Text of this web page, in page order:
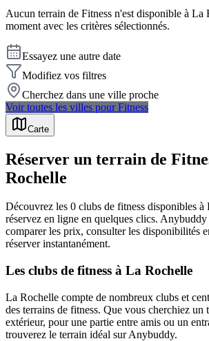
Aucun terrain de Fitness n'est disponible à La
moment avec les critères sélectionnés.
Essayez une autre date
Modifiez vos filtres
Cherchez dans une ville proche
Voir toutes les villes pour Fitness
Carte
Réserver un terrain de
Rochelle
Découvrez les 0 clubs de fitness disponibles à
réservez en ligne en quelques clics.
comparer les prix, consulter les disponibilités
réserver instantanément.
Les clubs de fitness à La Rochelle
La Rochelle compte de nombreux clubs et
des terrains de fitness. Que vous cherchiez un
extérieur, pour une partie entre amis ou un
trouverez le terrain idéal sur Anybuddy.